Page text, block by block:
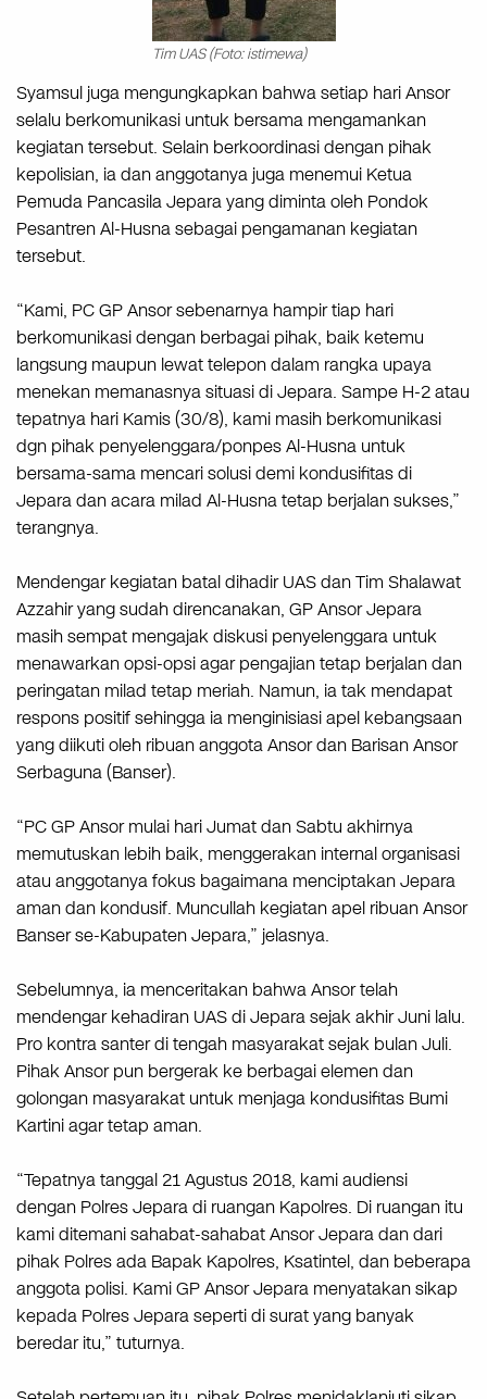
Tim UAS (Foto: istimewa)
Syamsul juga mengungkapkan bahwa setiap hari Ansor
selalu berkomunikasi untuk bersama mengamankan
kegiatan tersebut. Selain berkoordinasi dengan pihak
kepolisian, ia dan anggotanya juga menemui Ketua
Pemuda Pancasila Jepara yang diminta oleh Pondok
Pesantren Al-Husna sebagai pengamanan kegiatan
tersebut.
“Kami, PC GP Ansor sebenarnya hampir tiap hari
berkomunikasi dengan berbagai pihak, baik ketemu
langsung maupun lewat telepon dalam rangka upaya
menekan memanasnya situasi di Jepara. Sampe H-2 atau
tepatnya hari Kamis (30/8), kami masih berkomunikasi
dgn pihak penyelenggara/ponpes Al-Husna untuk
bersama-sama mencari solusi demi kondusifitas di
Jepara dan acara milad Al-Husna tetap berjalan sukses,”
terangnya.
Mendengar kegiatan batal dihadir UAS dan Tim Shalawat
Azzahir yang sudah direncanakan, GP Ansor Jepara
masih sempat mengajak diskusi penyelenggara untuk
menawarkan opsi-opsi agar pengajian tetap berjalan dan
peringatan milad tetap meriah. Namun, ia tak mendapat
respons positif sehingga ia menginisiasi apel kebangsaan
yang diikuti oleh ribuan anggota Ansor dan Barisan Ansor
Serbaguna (Banser).
“PC GP Ansor mulai hari Jumat dan Sabtu akhirnya
memutuskan lebih baik, menggerakan internal organisasi
atau anggotanya fokus bagaimana menciptakan Jepara
aman dan kondusif. Muncullah kegiatan apel ribuan Ansor
Banser se-Kabupaten Jepara,” jelasnya.
Sebelumnya, ia menceritakan bahwa Ansor telah
mendengar kehadiran UAS di Jepara sejak akhir Juni lalu.
Pro kontra santer di tengah masyarakat sejak bulan Juli.
Pihak Ansor pun bergerak ke berbagai elemen dan
golongan masyarakat untuk menjaga kondusifitas Bumi
Kartini agar tetap aman.
“Tepatnya tanggal 21 Agustus 2018, kami audiensi
dengan Polres Jepara di ruangan Kapolres. Di ruangan itu
kami ditemani sahabat-sahabat Ansor Jepara dan dari
pihak Polres ada Bapak Kapolres, Ksatintel, dan beberapa
anggota polisi. Kami GP Ansor Jepara menyatakan sikap
kepada Polres Jepara seperti di surat yang banyak
beredar itu,” tuturnya.